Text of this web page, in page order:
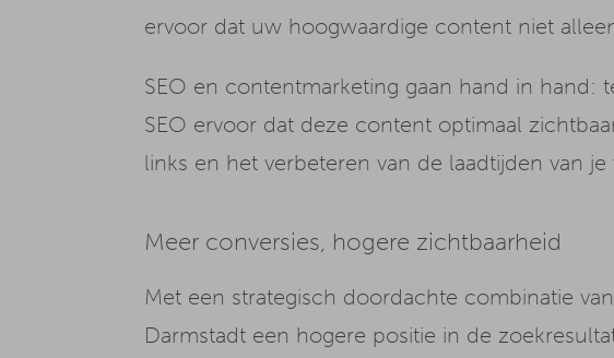
ervoor dat uw hoogwaardige content niet
SEO en contentmarketing gaan hand in
SEO ervoor dat deze content optimaal
links en het verbeteren van de laadtijden van je
Meer conversies, hogere zichtbaarheid
Met een strategisch doordachte combinatie
Darmstadt een hogere positie in de